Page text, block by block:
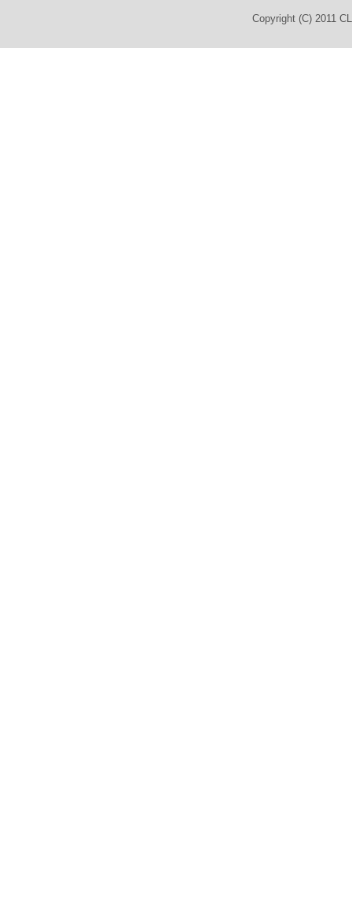
Copyright (C) 2011